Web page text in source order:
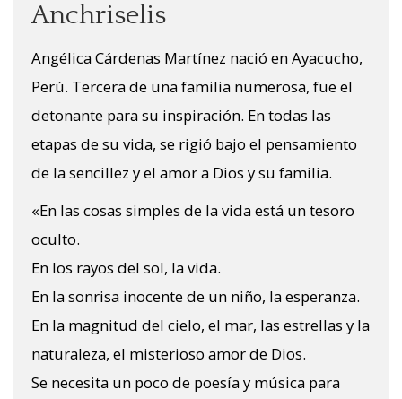
Anchriselis
Angélica Cárdenas Martínez nació en Ayacucho,
Perú. Tercera de una familia numerosa, fue el
detonante para su inspiración. En todas las
etapas de su vida, se rigió bajo el pensamiento
de la sencillez y el amor a Dios y su familia.
«En las cosas simples de la vida está un tesoro
oculto.
En los rayos del sol, la vida.
En la sonrisa inocente de un niño, la esperanza.
En la magnitud del cielo, el mar, las estrellas y la
naturaleza, el misterioso amor de Dios.
Se necesita un poco de poesía y música para